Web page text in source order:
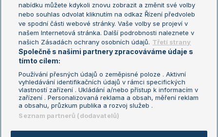
Aktualní trendy
Fotbalové přestupy
Livesport Daily
LS Prague Open
Podmínky užití
Nastavení soukromí
GDPR a žurnalistika
Reklama
Kontakt
Informace o zpracování osobních
údajů
nabídku můžete kdykoli znovu zobrazit a změnit své volby
nebo souhlas odvolat kliknutím na odkaz Řízení předvoleb
ve spodní části webové stránky. Vaše volby se projeví v
našem Internetová stránka. Další podrobnosti naleznete v
našich Zásadách ochrany osobních údajů. Třetí strany
Společně s našimi partnery zpracováváme údaje s
tímto cílem:
Používání přesných údajů o zeměpisné poloze . Aktivní
vyhledávání identifikačních údajů v rámci specifických
vlastností zařízení . Ukládání a/nebo přístup k informacím v
zařízení . Personalizovaná reklama a obsah, měření reklam
a obsahu, průzkum publika a rozvoj služeb .
Seznam partnerů (dodavatelů)